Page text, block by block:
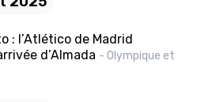
: l’Atlético de Madrid
d’Almada - Olympique et